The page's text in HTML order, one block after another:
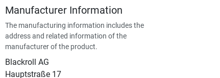
Manufacturer Information
The manufacturing information includes the
address and related information of the
manufacturer of the product.
Blackroll AG
Hauptstraße 17